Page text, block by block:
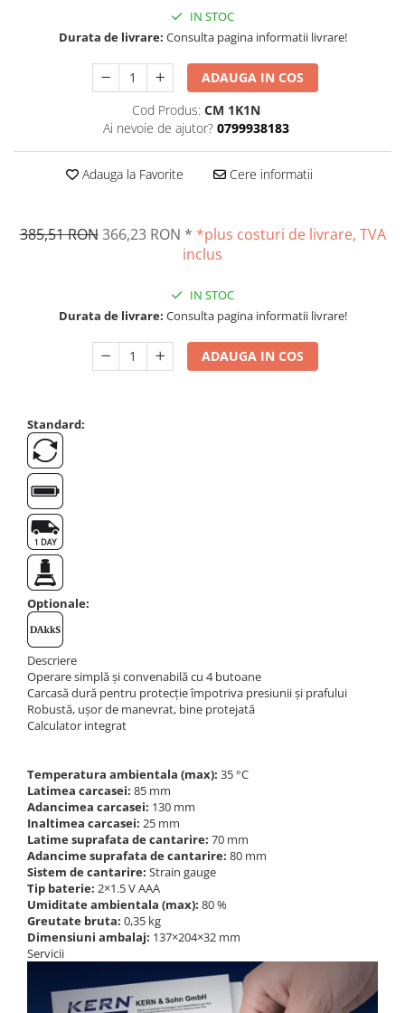
Pensete
Set verificare minimal
Cutii pentru clean room
OIML F1
Greutati individuale
OIML F1
OIML F2
OIML M1
OIML M2
OIML M3
Greutati newtoniene
Bare suport
Bare suport (Newtoniene)
Instrumente de masurare
Celule de forta
Celule de sarcina
Celule masurare masa
Senzori de cuplu
Durometre pentru metale (Leeb)
Durometre pentru metale (UCI)
Durometre pentru plastic (Shore)
Dispozitive de masurare a lungimii
Masurare metrica a lungimii
Componente pentru masurare
Transmitatoare
Colorimetre
Masurare forta
Bacuri cu surub
IN STOC
Durata de livrare: Consulta pagina informatii livrare!
ADAUGA IN COS
Cod Produs: CM 1K1N
Ai nevoie de ajutor? 0799938183
Adauga la Favorite Cere informatii
385,51 RON 366,23 RON * *plus costuri de livrare, TVA
inclus
IN STOC
Durata de livrare: Consulta pagina informatii livrare!
ADAUGA IN COS
Standard:
Optionale:
Descriere
Operare simplă și convenabilă cu 4 butoane
Carcasă dură pentru protecție împotriva presiunii și prafului
Robustă, ușor de manevrat, bine protejată
Calculator integrat
Temperatura ambientala (max): 35 °C
Latimea carcasei: 85 mm
Adancimea carcasei: 130 mm
Inaltimea carcasei: 25 mm
Latime suprafata de cantarire: 70 mm
Adancime suprafata de cantarire: 80 mm
Sistem de cantarire: Strain gauge
Tip baterie: 2×1.5 V AAA
Umiditate ambientala (max): 80 %
Greutate bruta: 0,35 kg
Dimensiuni ambalaj: 137×204×32 mm
Servicii